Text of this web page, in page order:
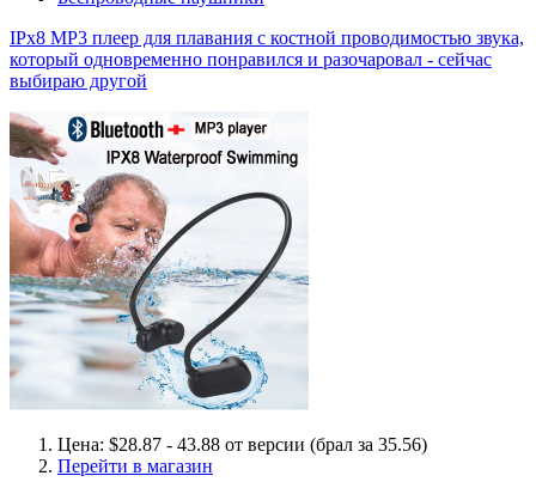
IPx8 MP3 плеер для плавания с костной проводимостью звука,
который одновременно понравился и разочаровал - сейчас
выбираю другой
Цена: $28.87 - 43.88 от версии (брал за 35.56)
Перейти в магазин